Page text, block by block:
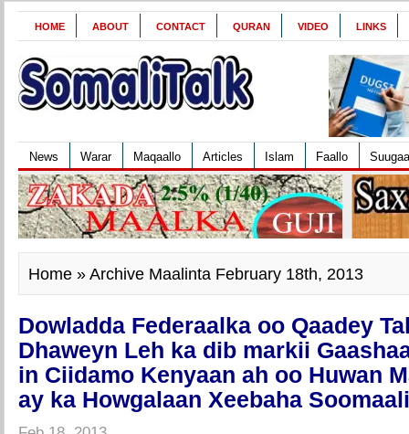
HOME ABOUT CONTACT QURAN VIDEO LINKS
News Warar Maqaallo Articles Islam Faallo
Home » Archive Maalinta February 18th, 2013
Dowladda Federaalka oo Qaadey
Dhaweyn Leh ka dib markii
in Ciidamo Kenyaan ah oo Huwan
ay ka Howgalaan Xeebaha